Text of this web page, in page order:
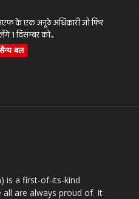
के एक अनूठे अधिकारी जो फिर
1 दिसम्बर को...
बल
is a first-of-its-kind
are always proud of. It